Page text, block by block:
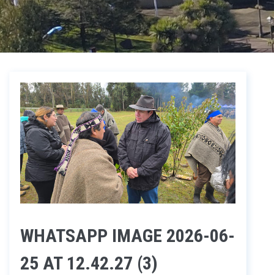
WHATSAPP IMAGE 2026-06-
25 AT 12.42.27 (3)